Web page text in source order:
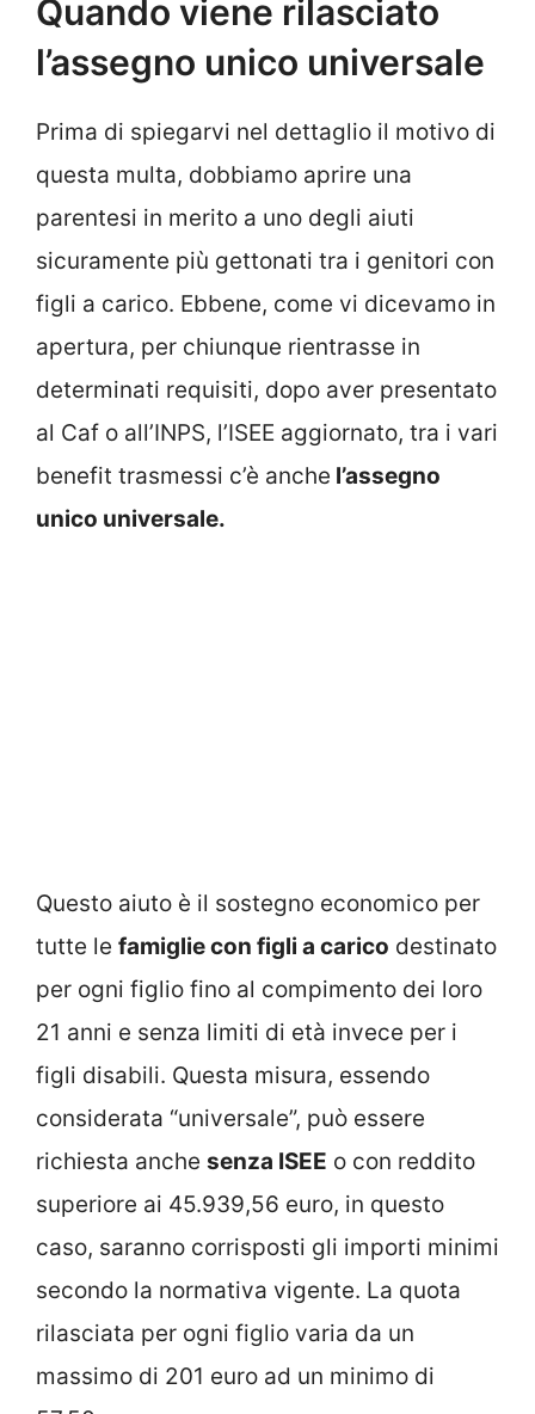
Quando viene rilasciato
l’assegno unico universale
Prima di spiegarvi nel dettaglio il motivo di
questa multa, dobbiamo aprire una
parentesi in merito a uno degli aiuti
sicuramente più gettonati tra i genitori con
figli a carico. Ebbene, come vi dicevamo in
apertura, per chiunque rientrasse in
determinati requisiti, dopo aver presentato
al Caf o all’INPS, l’ISEE aggiornato, tra i vari
benefit trasmessi c’è anche l’assegno
unico universale.
Questo aiuto è il sostegno economico per
tutte le famiglie con figli a carico destinato
per ogni figlio fino al compimento dei loro
21 anni e senza limiti di età invece per i
figli disabili. Questa misura, essendo
considerata “universale”, può essere
richiesta anche senza ISEE o con reddito
superiore ai 45.939,56 euro, in questo
caso, saranno corrisposti gli importi minimi
secondo la normativa vigente. La quota
rilasciata per ogni figlio varia da un
massimo di 201 euro ad un minimo di